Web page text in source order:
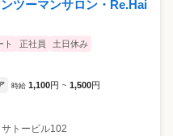
ツーマンサロン・Re.Hai
ト 正社員
土日休み
時給 1,100円 ~ 1,500円
トービル102